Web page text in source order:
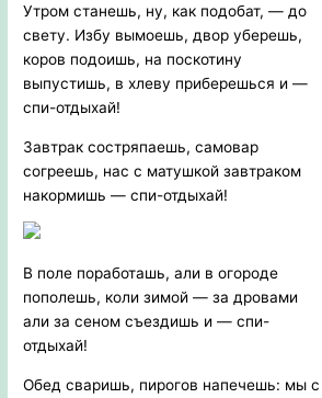
Утром станешь, ну, как подобат, — до
свету. Избу вымоешь, двор уберешь,
коров подоишь, на поскотину
выпустишь, в хлеву приберешься и —
спи-отдыхай!
Завтрак состряпаешь, самовар
согреешь, нас с матушкой завтраком
накормишь — спи-отдыхай!
В поле поработашь, али в огороде
пополешь, коли зимой — за дровами
али за сеном съездишь и — спи-
отдыхай!
Обед сваришь, пирогов напечешь: мы с